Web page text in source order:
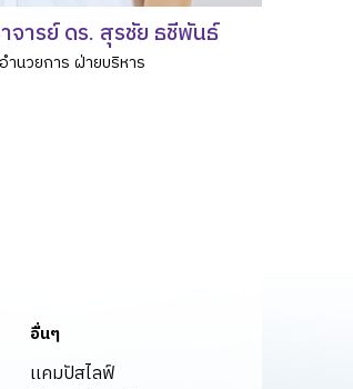
จารย์ ดร. สุรชัย ธชีพันธ์
ำนวยการ ฝ่ายบริหาร
อื่นๆ
เเคมปัสไลฟ์